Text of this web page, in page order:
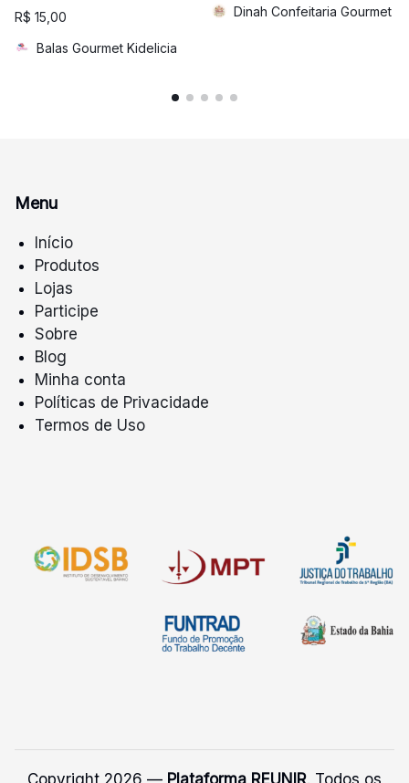
R$ 15,00
Balas Gourmet Kidelicia
Dinah Confeitaria Gourmet
Menu
Início
Produtos
Lojas
Participe
Sobre
Blog
Minha conta
Políticas de Privacidade
Termos de Uso
Copyright 2026 — Plataforma REUNIR . Todos os